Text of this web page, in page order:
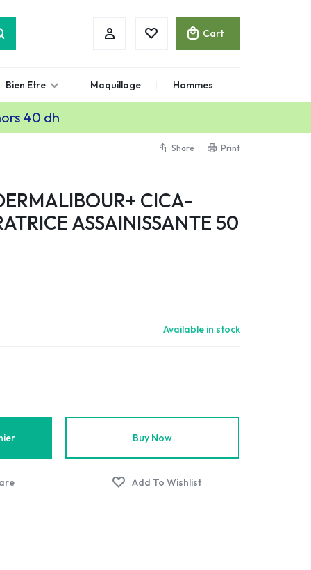
Cart
Bien Etre Maquillage Hommes
40 dh
Share Print
CICA-
ASSAINISSANTE 50
Available in stock
Buy Now